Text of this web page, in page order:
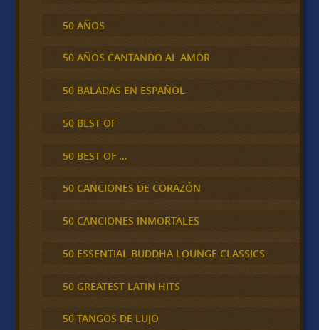
50 AÑOS
50 AÑOS CANTANDO AL AMOR
50 BALADAS EN ESPAÑOL
50 BEST OF
50 BEST OF …
50 CANCIONES DE CORAZÓN
50 CANCIONES INMORTALES
50 ESSENTIAL BUDDHA LOUNGE CLASSICS
50 GREATEST LATIN HITS
50 TANGOS DE LUJO